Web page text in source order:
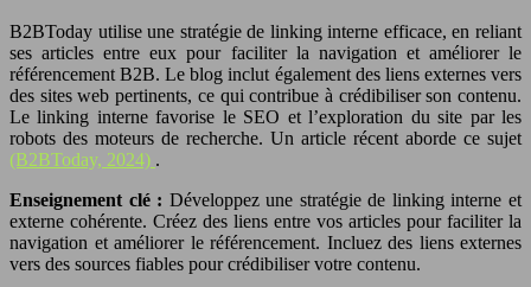
B2BToday utilise une stratégie de linking interne efficace, en reliant
ses articles entre eux pour faciliter la navigation et améliorer le
référencement B2B. Le blog inclut également des liens externes vers
des sites web pertinents, ce qui contribue à crédibiliser son contenu.
Le linking interne favorise le SEO et l’exploration du site par les
robots des moteurs de recherche. Un article récent aborde ce sujet
(B2BToday, 2024) .
Enseignement clé : Développez une stratégie de linking interne et
externe cohérente. Créez des liens entre vos articles pour faciliter la
navigation et améliorer le référencement. Incluez des liens externes
vers des sources fiables pour crédibiliser votre contenu.